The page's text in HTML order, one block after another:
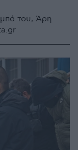
του, Άρη